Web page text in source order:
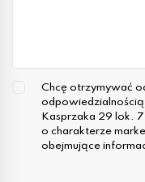
Chcę otrzymywać
odpowiedzialnością
Kasprzaka 29 lok.
o charakterze
obejmujące